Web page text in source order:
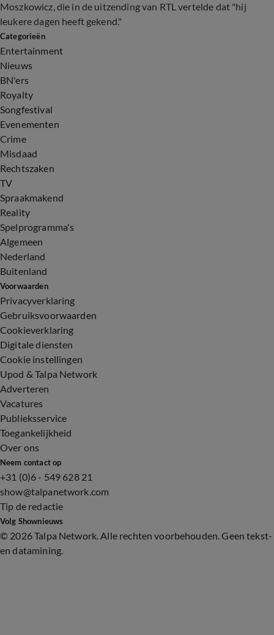
Moszkowicz, die in de uitzending van RTL vertelde dat "hij
leukere dagen heeft gekend."
Categorieën
Entertainment
Nieuws
BN'ers
Royalty
Songfestival
Evenementen
Crime
Misdaad
Rechtszaken
TV
Spraakmakend
Reality
Spelprogramma's
Algemeen
Nederland
Buitenland
Voorwaarden
Privacyverklaring
Gebruiksvoorwaarden
Cookieverklaring
Digitale diensten
Cookie instellingen
Upod & Talpa Network
Adverteren
Vacatures
Publieksservice
Toegankelijkheid
Over ons
Neem contact op
+31 (0)6 - 549 628 21
show@talpanetwork.com
Tip de redactie
Volg Shownieuws
© 2026 Talpa Network. Alle rechten voorbehouden. Geen tekst-
en datamining.